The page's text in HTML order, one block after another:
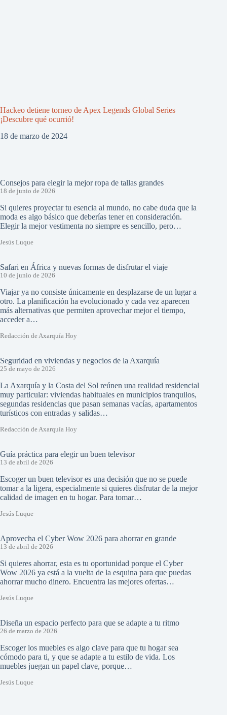
Hackeo detiene torneo de Apex Legends Global Series
¡Descubre qué ocurrió!
18 de marzo de 2024
Consejos para elegir la mejor ropa de tallas grandes
18 de junio de 2026
Si quieres proyectar tu esencia al mundo, no cabe duda que la
moda es algo básico que deberías tener en consideración.
Elegir la mejor vestimenta no siempre es sencillo, pero…
Jesús Luque
Safari en África y nuevas formas de disfrutar el viaje
10 de junio de 2026
Viajar ya no consiste únicamente en desplazarse de un lugar a
otro. La planificación ha evolucionado y cada vez aparecen
más alternativas que permiten aprovechar mejor el tiempo,
acceder a…
Redacción de Axarquía Hoy
Seguridad en viviendas y negocios de la Axarquía
25 de mayo de 2026
La Axarquía y la Costa del Sol reúnen una realidad residencial
muy particular: viviendas habituales en municipios tranquilos,
segundas residencias que pasan semanas vacías, apartamentos
turísticos con entradas y salidas…
Redacción de Axarquía Hoy
Guía práctica para elegir un buen televisor
13 de abril de 2026
Escoger un buen televisor es una decisión que no se puede
tomar a la ligera, especialmente si quieres disfrutar de la mejor
calidad de imagen en tu hogar. Para tomar…
Jesús Luque
Aprovecha el Cyber Wow 2026 para ahorrar en grande
13 de abril de 2026
Si quieres ahorrar, esta es tu oportunidad porque el Cyber
Wow 2026 ya está a la vuelta de la esquina para que puedas
ahorrar mucho dinero. Encuentra las mejores ofertas…
Jesús Luque
Diseña un espacio perfecto para que se adapte a tu ritmo
26 de marzo de 2026
Escoger los muebles es algo clave para que tu hogar sea
cómodo para ti, y que se adapte a tu estilo de vida. Los
muebles juegan un papel clave, porque…
Jesús Luque